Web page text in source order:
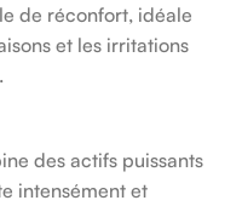
de réconfort, idéale
et les irritations
des actifs puissants
intensément et